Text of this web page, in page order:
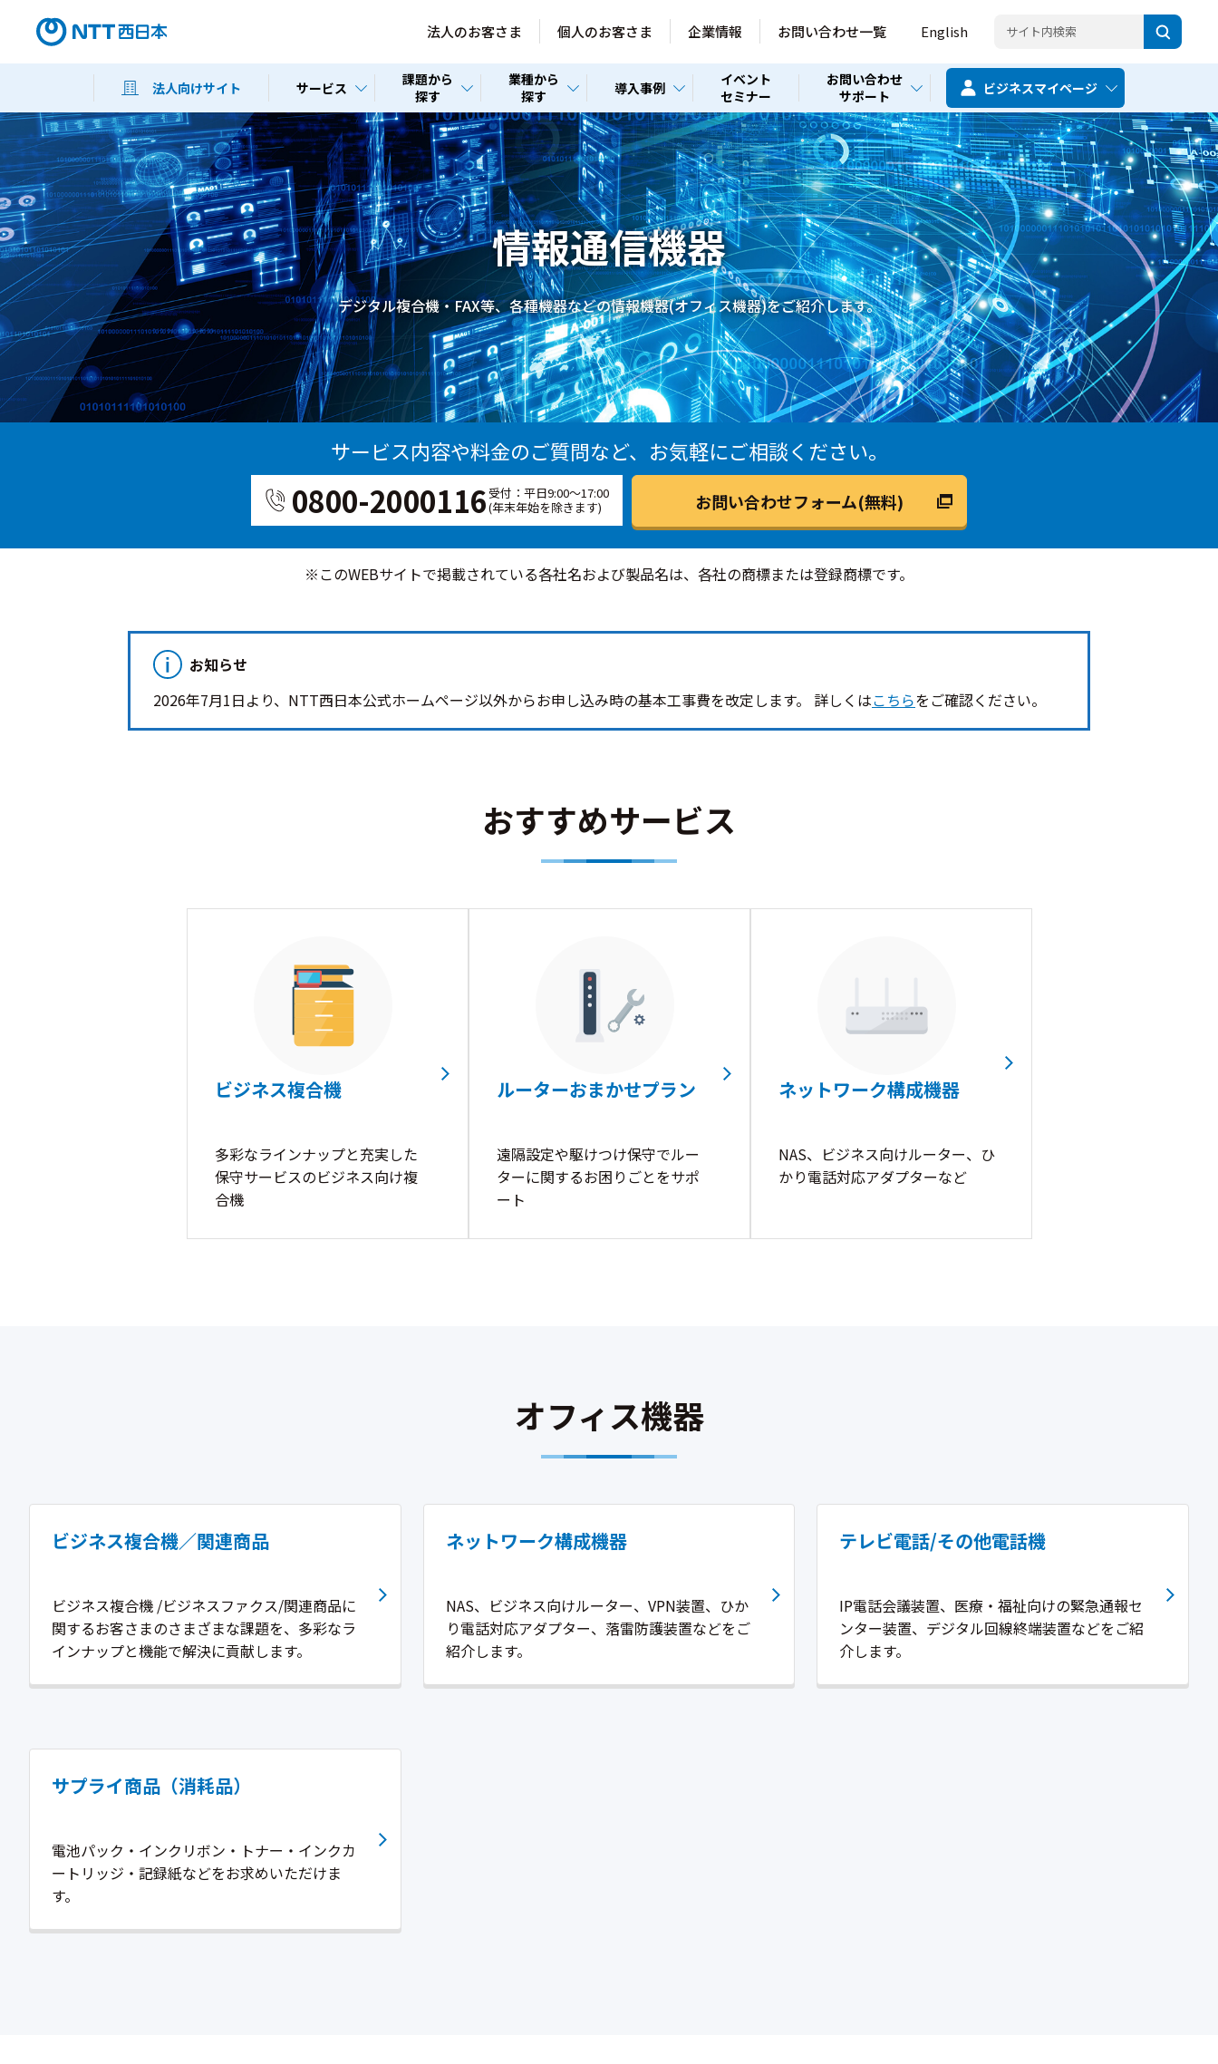
法人のお客さま 個人のお客さま 企業情報 お問い合わせ一覧 English
法人向けサイト サービス
課題から
探す
業種から
探す
導入事例
イベント
セミナー
お問い合わせ
サポート
ビジネスマイページ
情報通信機器
デジタル複合機・FAX等、各種機器などの情報機器(オフィス機器)をご紹介します。
サービス内容や料金のご質問など、 お気軽にご相談ください。
お問い合わせフォーム(無料)
0800-2000116 受付：平日9:00～17:00
(年末年始を除きます)
※このWEBサイトで掲載されている各社名および製品名は、各社の商標または登録商標です。
お知らせ
2026年7月1日より、NTT西日本公式ホームページ以外からお申し込み時の基本工事費を改定します。 詳しくはこちらをご確認ください。
おすすめサービス
ビジネス複合機
多彩なラインナップと充実した
保守サービスのビジネス向け複
合機
ルーターおまかせプラン
遠隔設定や駆けつけ保守でルー
ターに関するお困りごとをサポ
ート
ネットワーク構成機器
NAS、ビジネス向けルーター、ひ
かり電話対応アダプターなど
オフィス機器
ビジネス複合機／関連商品
ビジネス複合機 /ビジネスファクス/関連商品に
関するお客さまのさまざまな課題を、多彩なラ
インナップと機能で解決に貢献します。
ネットワーク構成機器
NAS、ビジネス向けルーター、VPN装置、ひか
り電話対応アダプター、落雷防護装置などをご
紹介します。
テレビ電話/その他電話機
IP電話会議装置、医療・福祉向けの緊急通報セ
ンター装置、デジタル回線終端装置などをご紹
介します。
サプライ商品（消耗品）
電池パック・インクリボン・トナー・インクカ
ートリッジ・記録紙などをお求めいただけま
す。